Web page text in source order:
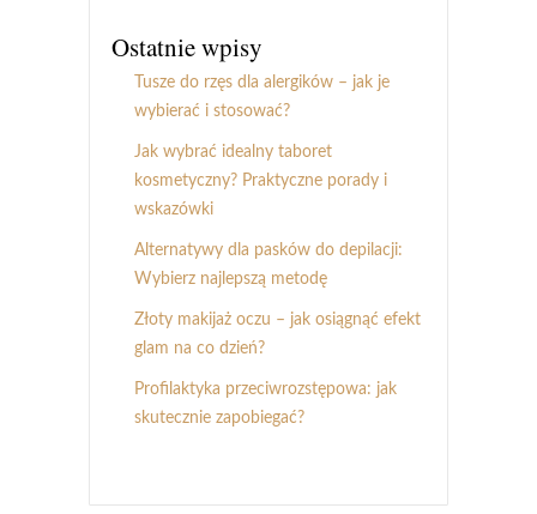
Ostatnie wpisy
Tusze do rzęs dla alergików – jak je
wybierać i stosować?
Jak wybrać idealny taboret
kosmetyczny? Praktyczne porady i
wskazówki
Alternatywy dla pasków do depilacji:
Wybierz najlepszą metodę
Złoty makijaż oczu – jak osiągnąć efekt
glam na co dzień?
Profilaktyka przeciwrozstępowa: jak
skutecznie zapobiegać?